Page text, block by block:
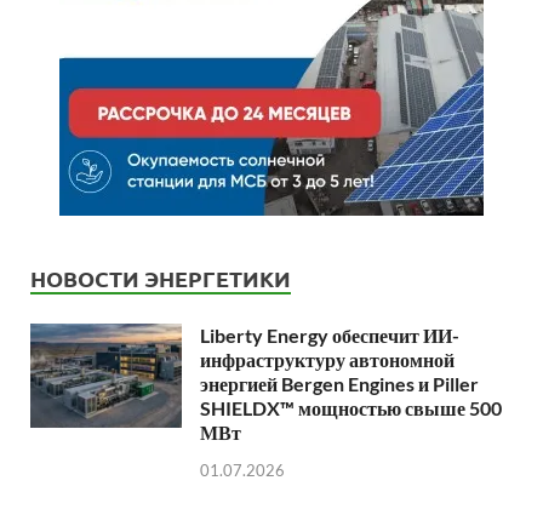
НОВОСТИ ЭНЕРГЕТИКИ
Liberty Energy обеспечит ИИ-
инфраструктуру автономной
энергией Bergen Engines и Piller
SHIELDX™ мощностью свыше 500
МВт
01.07.2026